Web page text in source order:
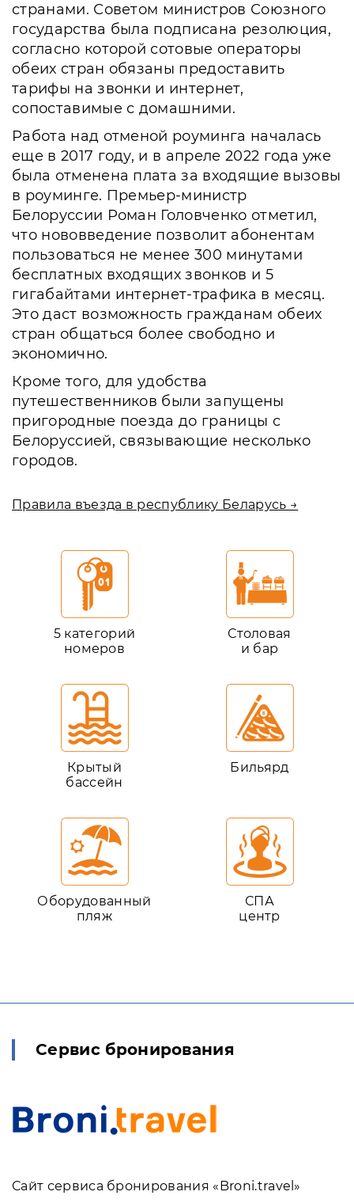
странами. Советом министров Союзного
государства была подписана резолюция,
согласно которой сотовые операторы
обеих стран обязаны предоставить
тарифы на звонки и интернет,
сопоставимые с домашними.
Работа над отменой роуминга началась
еще в 2017 году, и в апреле 2022 года уже
была отменена плата за входящие вызовы
в роуминге. Премьер-министр
Белоруссии Роман Головченко отметил,
что нововведение позволит абонентам
пользоваться не менее 300 минутами
бесплатных входящих звонков и 5
гигабайтами интернет-трафика в месяц.
Это даст возможность гражданам обеих
стран общаться более свободно и
экономично.
Кроме того, для удобства
путешественников были запущены
пригородные поезда до границы с
Белоруссией, связывающие несколько
городов.
Правила въезда в республику Беларусь →
5 категорий
номеров
Столовая
и бар
Крытый
бассейн
Бильярд
Оборудованный
пляж
СПА
центр
Сервис бронирования
Сайт сервиса бронирования «Broni.travel»